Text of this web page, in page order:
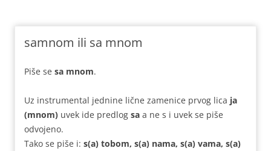
samnom ili sa mnom
Piše se sa mnom.
Uz instrumental jednine lične zamenice prvog lica ja
(mnom) uvek ide predlog sa a ne s i uvek se piše
odvojeno.
Tako se piše i: s(a) tobom, s(a) nama, s(a) vama, s(a)